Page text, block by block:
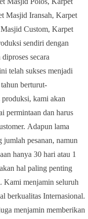
Masjid Iransah, Karpet
Custom, Karpet
sendiri dengan
secara
telah sukses menjadi
berturut-
produksi, kami akan
permintaan dan harus
Adapun lama
jumlah pesanan, namun
hanya 30 hari atau 1
hal paling penting
Kami menjamin seluruh
berkualitas Internasional.
menjamin memberikan